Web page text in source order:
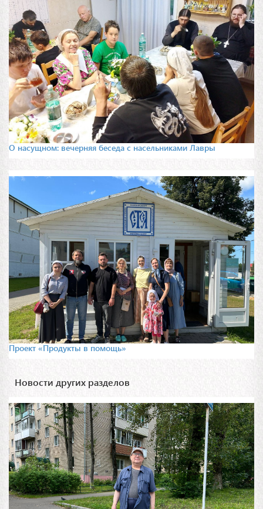
О насущном: вечерняя беседа с насельниками Лавры
Проект «Продукты в помощь»
Новости других разделов